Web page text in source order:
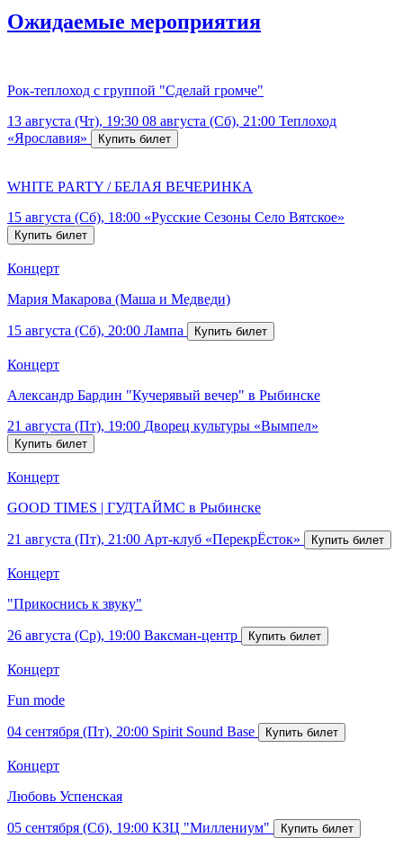
Ожидаемые мероприятия
Рок-теплоход с группой "Сделай громче"
13 августа (Чт), 19:30 08 августа (Сб), 21:00 Теплоход
«Ярославия»
WHITE PARTY / БЕЛАЯ ВЕЧЕРИНКА
15 августа (Сб), 18:00 «Русские Сезоны Село Вятское»
Концерт
Мария Макарова (Маша и Медведи)
15 августа (Сб), 20:00 Лампа
Концерт
Александр Бардин "Кучерявый вечер" в Рыбинске
21 августа (Пт), 19:00 Дворец культуры «Вымпел»
Концерт
GOOD TIMES | ГУДТАЙМС в Рыбинске
21 августа (Пт), 21:00 Арт-клуб «ПерекрЁсток»
Концерт
"Прикоснись к звуку"
26 августа (Ср), 19:00 Ваксман-центр
Концерт
Fun mode
04 сентября (Пт), 20:00 Spirit Sound Base
Концерт
Любовь Успенская
05 сентября (Сб), 19:00 КЗЦ "Миллениум"